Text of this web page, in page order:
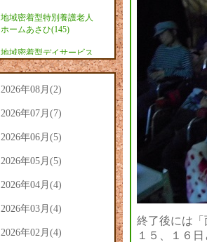
地域密着型特別養護老人
ホームあさひ(145)
地域密着型デイサービス
あさひ(9)
2026年08月(2)
2026年07月(7)
2026年06月(5)
2026年05月(5)
2026年04月(4)
2026年03月(4)
2026年02月(4)
終了後には「
１５、１６